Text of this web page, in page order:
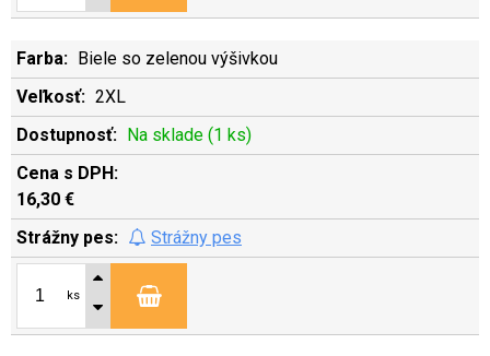
Biele so zelenou výšivkou
2XL
Na sklade (1 ks)
16,30 €
Strážny pes
ks